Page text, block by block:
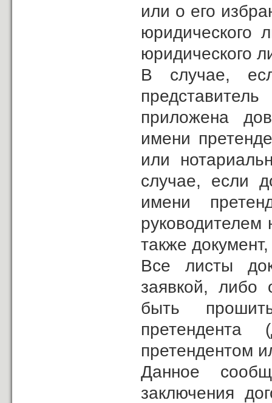
или о его
юридического
юридического
В случае,
приложена
имени
или
случае, если
имени
руководителем
также
Все листы
заявкой, либо
быть
претендентом
Данное
заключения